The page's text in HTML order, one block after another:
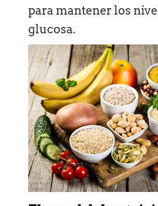
para mantener los
glucosa.